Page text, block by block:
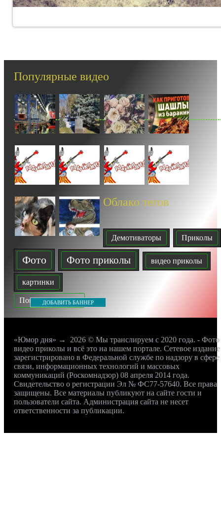
Популярные видео
Облако тегов
Демотиваторы Приколы
Фото Фото приколы видео приколы
картинки
Показать все теги
ДОБАВИТЬ БАННЕР
«Юмор дня» → 2026 © Мы транслируем с 2020 года. -
видео приколы и всё это на нашем портале. Сетевое издание
зарегистрировано в Федеральной службе по надзору в сфере
связи, информационных технологий и массовых
коммуникаций (Роскомнадзор) 08 апреля 2014 года.
Свидетельство о регистрации Эл № ФС77-57640. Все права
защищены. Все материалы публикуют на сайте гости и
пользователи сайта. Администрация сайта не несет
ответственности за публикации.